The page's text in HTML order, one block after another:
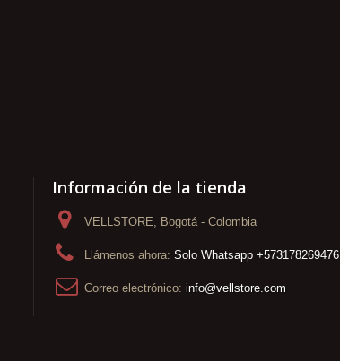
Información de la tienda
VELLSTORE, Bogotá - Colombia
Llámenos ahora: Solo Whatsapp +573178269476
Correo electrónico: info@vellstore.com